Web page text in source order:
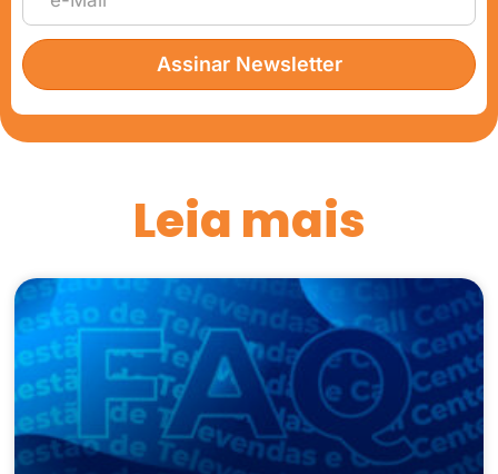
Assinar Newsletter
Leia mais